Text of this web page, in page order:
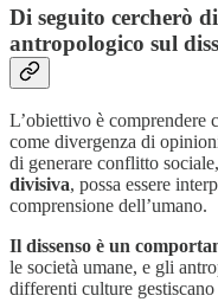
Di seguito cercherò
antropologico sul
L’obiettivo è comprendere
come divergenza di
di generare conflitto
divisiva, possa essere
comprensione dell’umano.
Il dissenso è un
le società umane, e gli
differenti culture